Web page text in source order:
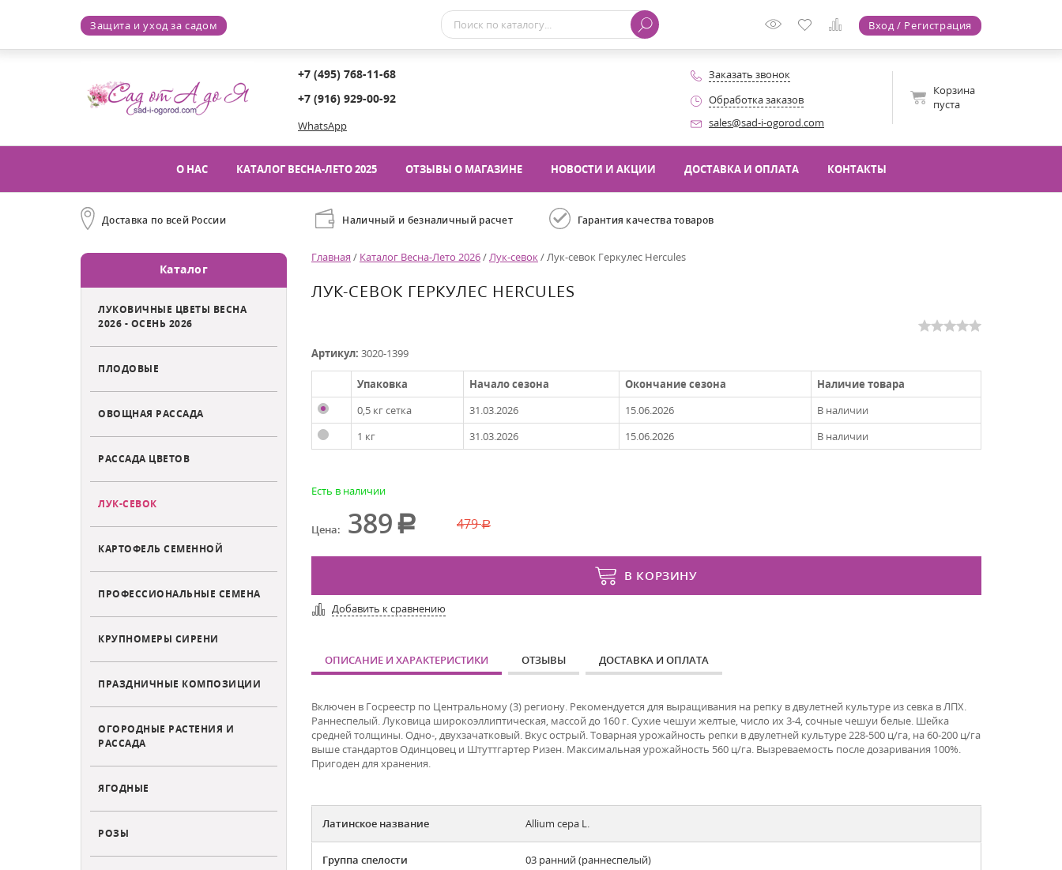
Защита и уход за садом Вход / Регистрация
+7 (495) 768-11-68
+7 (916) 929-00-92
WhatsApp
Заказать звонок
Обработка заказов
sales@sad-i-ogorod.com
Корзина
пуста
О НАС КАТАЛОГ ВЕСНА-ЛЕТО 2025 ОТЗЫВЫ О МАГАЗИНЕ НОВОСТИ И АКЦИИ ДОСТАВКА И ОПЛАТА КОНТАКТЫ
Доставка по всей России Наличный и безналичный расчет Гарантия качества товаров
Каталог
ЛУКОВИЧНЫЕ ЦВЕТЫ ВЕСНА
2026 - ОСЕНЬ 2026
ПЛОДОВЫЕ
ОВОЩНАЯ РАССАДА
РАССАДА ЦВЕТОВ
ЛУК-СЕВОК
КАРТОФЕЛЬ СЕМЕННОЙ
ПРОФЕССИОНАЛЬНЫЕ СЕМЕНА
КРУПНОМЕРЫ СИРЕНИ
ПРАЗДНИЧНЫЕ КОМПОЗИЦИИ
ОГОРОДНЫЕ РАСТЕНИЯ И
РАССАДА
ЯГОДНЫЕ
РОЗЫ
Главная / Каталог Весна-Лето 2026/Лук-севок/Лук-севок Геркулес Hercules
ЛУК-СЕВОК ГЕРКУЛЕС HERCULES
Артикул: 3020-1399
Упаковка Начало сезона Окончание сезона
Наличие товара
0,5 кг сетка
31.03.2026 15.06.2026
В наличии
1 кг
31.03.2026 15.06.2026 В наличии
Есть в наличии
Цена: 389 479
В КОРЗИНУ
Добавить к сравнению
ОПИСАНИЕ И ХАРАКТЕРИСТИКИ ОТЗЫВЫ ДОСТАВКА И ОПЛАТА
Включен в Госреестр по Центральному (3) региону. Рекомендуется для выращивания на репку в двулетней культуре из севка в ЛПХ.
Раннеспелый. Луковица широкоэллиптическая, массой до 160 г. Сухие чешуи желтые, число их 3-4, сочные чешуи белые. Шейка
средней толщины. Одно-, двухзачатковый. Вкус острый. Товарная урожайность репки в двулетней культуре 228-500 ц/га, на 60-200 ц/га
выше стандартов Одинцовец и Штуттгартер Ризен. Максимальная урожайность 560 ц/га. Вызреваемость после дозаривания 100%.
Пригоден для хранения.
Латинское название Allium cepa L.
Группа спелости 03 ранний (раннеспелый)